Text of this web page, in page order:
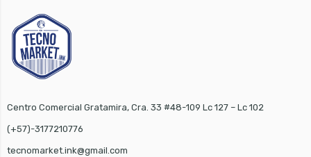
Centro Comercial Gratamira, Cra. 33 #48-109 Lc 127 – Lc 102
(+57)-3177210776
tecnomarket.ink@gmail.com